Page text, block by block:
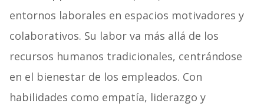
entornos laborales en espacios motivadores y
colaborativos. Su labor va más allá de los
recursos humanos tradicionales, centrándose
en el bienestar de los empleados. Con
habilidades como empatía, liderazgo y